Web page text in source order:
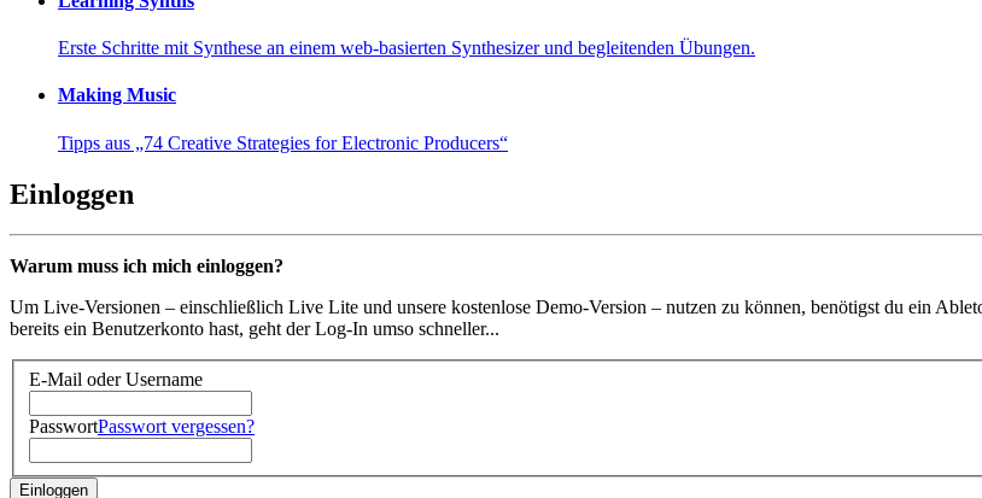
Erste Schritte mit Synthese an einem web-basierten Synthesizer und begleitenden Übungen.
Making Music
Tipps aus „74 Creative Strategies for Electronic Producers“
Einloggen
Warum muss ich mich einloggen?
Um Live-Versionen – einschließlich Live Lite und unsere kostenlose Demo-Version – nutzen zu können, benötigst du ein
bereits ein Benutzerkonto hast, geht der Log-In umso schneller...
E-Mail oder Username
PasswortPasswort vergessen?